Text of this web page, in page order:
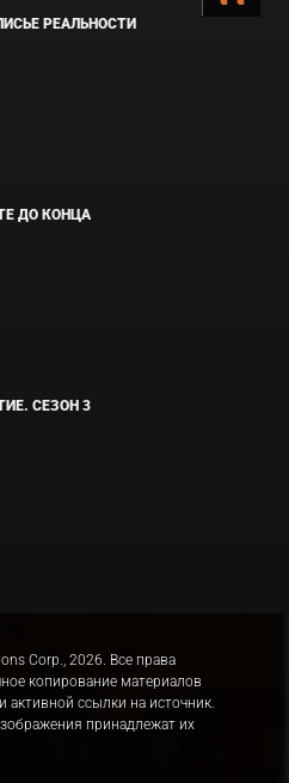
РЕАЛЬНОСТИ
ДО КОНЦА
СЕЗОН 3
Corp., 2026. Все права
копирование материалов
активной ссылки на источник.
принадлежат их